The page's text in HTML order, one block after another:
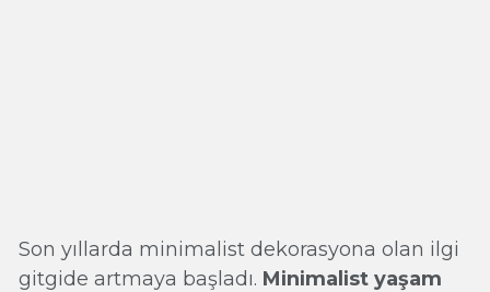
Son yıllarda minimalist dekorasyona olan ilgi
gitgide artmaya başladı. Minimalist yaşam